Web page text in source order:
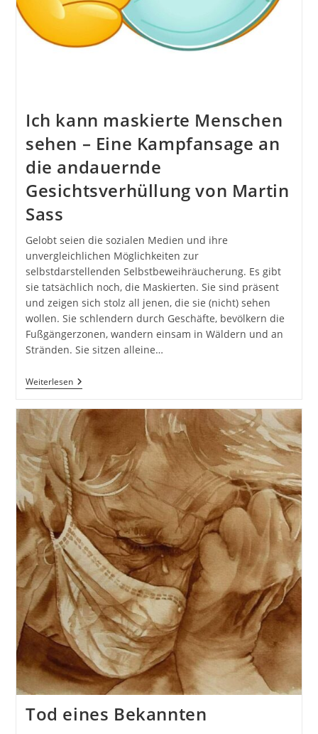
Ich kann maskierte Menschen
sehen – Eine Kampfansage an
die andauernde
Gesichtsverhüllung von Martin
Sass
Gelobt seien die sozialen Medien und ihre
unvergleichlichen Möglichkeiten zur
selbstdarstellenden Selbstbeweihräucherung. Es gibt
sie tatsächlich noch, die Maskierten. Sie sind präsent
und zeigen sich stolz all jenen, die sie (nicht) sehen
wollen. Sie schlendern durch Geschäfte, bevölkern die
Fußgängerzonen, wandern einsam in Wäldern und an
Stränden. Sie sitzen alleine…
WeiterlesenIch
Kann
Menschen
Sehen
–
Eine
Kampfansage
An
Die
Andauernde
Gesichtsverhüllung
Von
Martin
Sass
Tod eines Bekannten